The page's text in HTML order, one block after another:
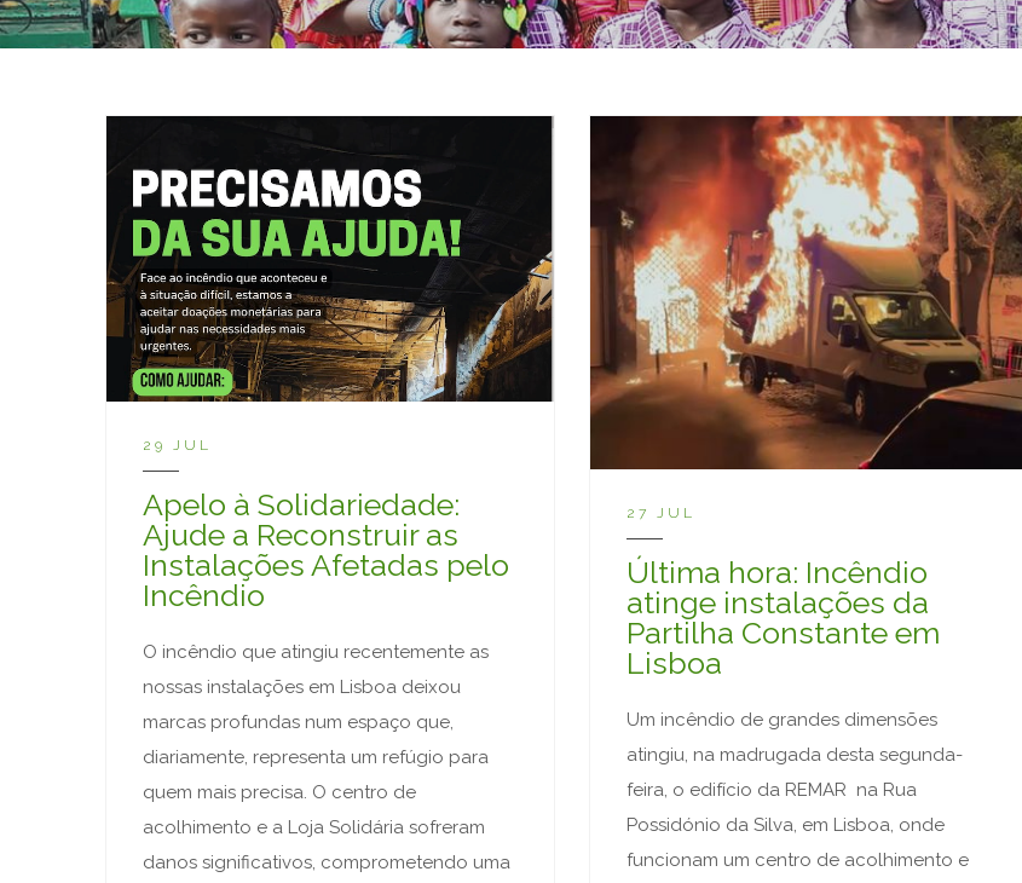
29 JUL
Apelo à Solidariedade:
Ajude a Reconstruir as
Instalações Afetadas pelo
Incêndio
O incêndio que atingiu recentemente as
nossas instalações em Lisboa deixou
marcas profundas num espaço que,
diariamente, representa um refúgio para
quem mais precisa. O centro de
acolhimento e a Loja Solidária sofreram
danos significativos, comprometendo uma
27 JUL
Última hora: Incêndio
atinge instalações da
Partilha Constante em
Lisboa
Um incêndio de grandes dimensões
atingiu, na madrugada desta segunda-
feira, o edifício da REMAR na Rua
Possidónio da Silva, em Lisboa, onde
funcionam um centro de acolhimento e